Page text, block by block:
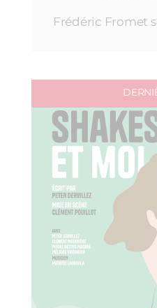
Frédéric Fromet